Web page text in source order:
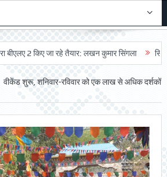
2 किए जा रहे तैयार: लखन कुमार सिंगला सिद्धपीठ
वीकेंड शुरू, शनिवार-रविवार को एक लाख से अधिक दर्शकों